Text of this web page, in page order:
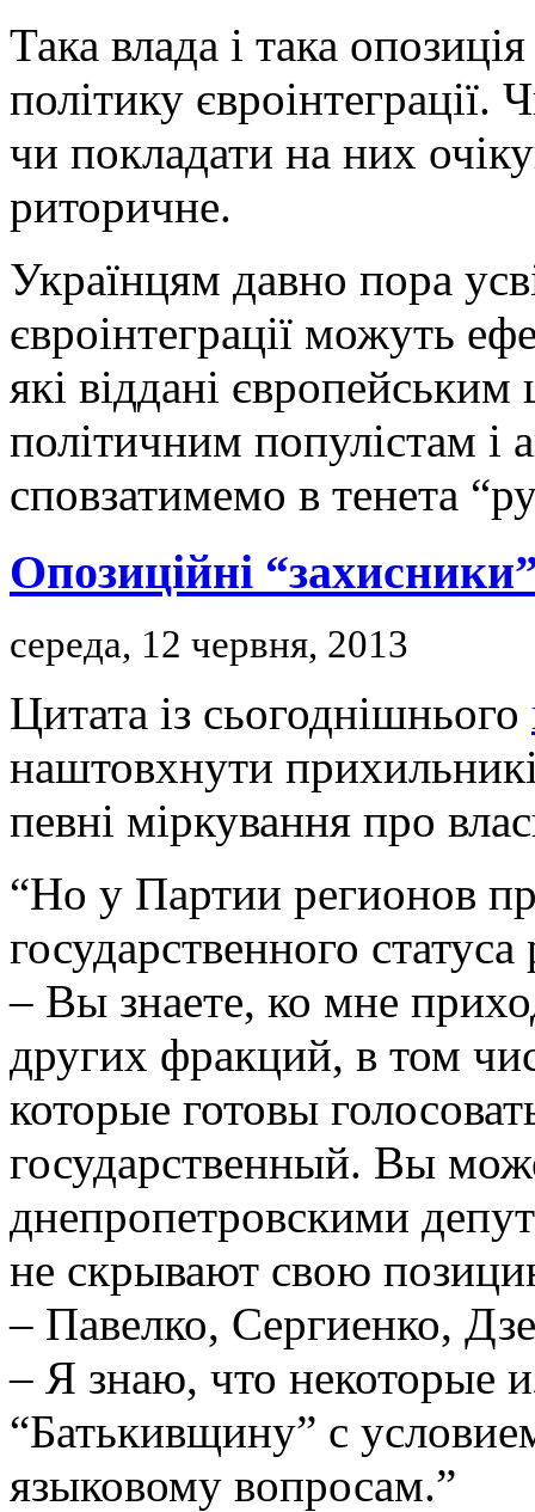
Така влада і така
політику
чи покладати на них
риторичне.
Українцям давно пора
євроінтеграції можуть
які віддані
політичним популістам і
сповзатимемо в тенета
Опозиційні
середа, 12 червня, 2013
Цитата із сьогоднішнього
наштовхнути
певні міркування про
“Но у Партии регионов
государственного
– Вы знаете, ко мне
других фракций, в том
которые готовы
государственный. Вы
днепропетровскими
не скрывают свою
– Павелко, Сергиенко,
– Я знаю, что некоторые
“Батькивщину” с
языковому вопросам.”